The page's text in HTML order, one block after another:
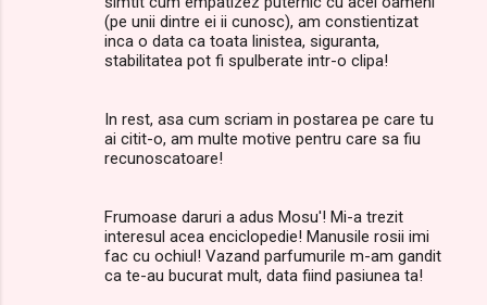
(pe unii dintre ei ii cunosc), am constientizat
inca o data ca toata linistea, siguranta,
stabilitatea pot fi spulberate intr-o clipa!
In rest, asa cum scriam in postarea pe care tu
ai citit-o, am multe motive pentru care sa fiu
recunoscatoare!
Frumoase daruri a adus Mosu'! Mi-a trezit
interesul acea enciclopedie! Manusile rosii imi
fac cu ochiul! Vazand parfumurile m-am gandit
ca te-au bucurat mult, data fiind pasiunea ta!